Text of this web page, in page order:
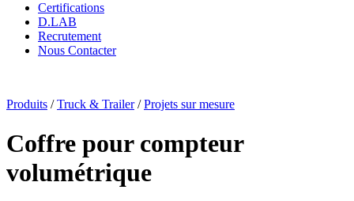
Certifications
D.LAB
Recrutement
Nous Contacter
Produits /Truck & Trailer/Projets sur mesure
Coffre pour compteur
volumétrique